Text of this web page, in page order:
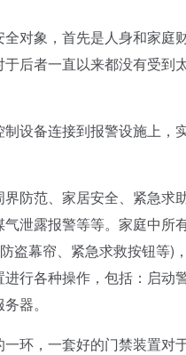
象，首先是人身和家庭
后者一直以来都没有受到
备连接到报警设施上，
范、家居安全、紧急求
泄露报警等等。家庭中所
盗幕帘、紧急求救按钮等)
行各种操作，包括：启动
器。
，一套好的门禁装置对